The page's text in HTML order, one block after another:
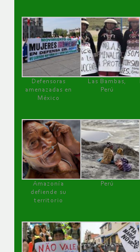
Defensoras
amenazadas en
México
Las Bambas,
Perú
Amazonía
defiende su
territorio
Perú